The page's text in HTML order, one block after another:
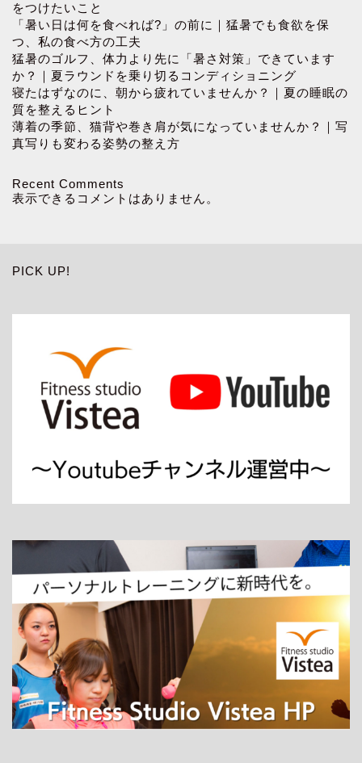
をつけたいこと
「暑い日は何を食べれば?」の前に｜猛暑でも食欲を保
つ、私の食べ方の工夫
猛暑のゴルフ、体力より先に「暑さ対策」できています
か？｜夏ラウンドを乗り切るコンディショニング
寝たはずなのに、朝から疲れていませんか？｜夏の睡眠の
質を整えるヒント
薄着の季節、猫背や巻き肩が気になっていませんか？｜写
真写りも変わる姿勢の整え方
Recent Comments
表示できるコメントはありません。
PICK UP!
ホーム
パーソナルトレーニング
ダイエット